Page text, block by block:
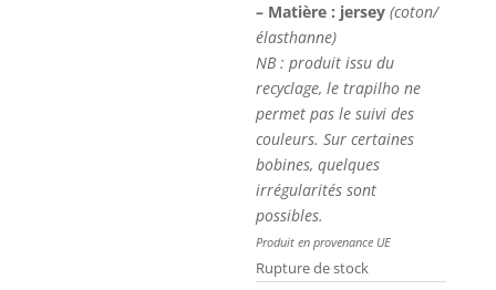
– Matière : jersey(coton/
élasthanne)
NB : produit issu du
recyclage, le trapilho ne
permet pas le suivi des
couleurs. Sur certaines
bobines, quelques
irrégularités sont
possibles.
Produit en provenance UE
Rupture de stock